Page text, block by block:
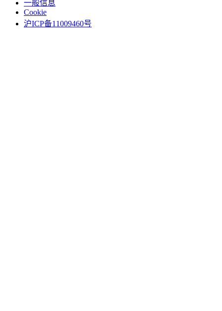
一般信息
Cookie
沪ICP备11009460号